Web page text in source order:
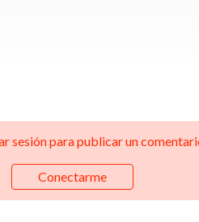
sesión para publicar un
Conectarme